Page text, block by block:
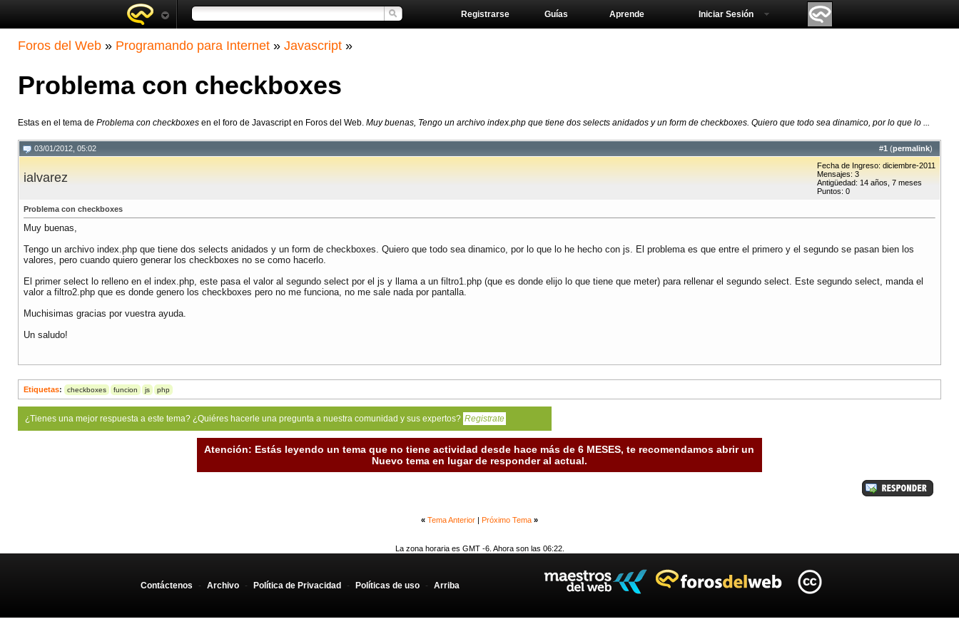
Aprende
Guías
Registrarse Iniciar Sesión
Foros del Web » Programando para Internet » Javascript »
Problema con checkboxes
Estas en el tema de Problema con checkboxes en el foro de Javascript en Foros del Web. Muy buenas, Tengo un archivo index.php que tiene dos selects anidados y un form de checkboxes. Quiero que todo sea dinamico, por lo que lo ...
#1 (permalink)
03/01/2012, 05:02
ialvarez
Fecha de Ingreso: diciembre-2011
Mensajes: 3
Antigüedad: 14 años, 7 meses
Puntos: 0
Problema con checkboxes
Muy buenas,
Tengo un archivo index.php que tiene dos selects anidados y un form de checkboxes. Quiero que todo sea dinamico, por lo que lo he hecho con js. El problema es que entre el primero y el segundo se pasan bien los
valores, pero cuando quiero generar los checkboxes no se como hacerlo.
El primer select lo relleno en el index.php, este pasa el valor al segundo select por el js y llama a un filtro1.php (que es donde elijo lo que tiene que meter) para rellenar el segundo select. Este segundo select, manda el
valor a filtro2.php que es donde genero los checkboxes pero no me funciona, no me sale nada por pantalla.
Muchisimas gracias por vuestra ayuda.
Un saludo!
Etiquetas: checkboxes funcion js php
¿Tienes una mejor respuesta a este tema? ¿Quiéres hacerle una pregunta a nuestra comunidad y sus expertos? Registrate
Atención: Estás leyendo un tema que no tiene actividad desde hace más de 6 MESES, te recomendamos abrir un
Nuevo tema en lugar de responder al actual.
« Tema Anterior Próximo Tema »
La zona horaria es GMT -6. Ahora son las 06:22.
Contáctenos - Archivo - Política de Privacidad - Políticas de uso - Arriba